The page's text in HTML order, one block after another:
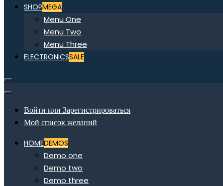
SHOPMEGA
Menu One
Menu Two
Menu Three
ELECTRONICSSALE
Войти или Зарегистрироваться
Мой список желаний
HOMEDEMOS
Demo one
Demo two
Demo three